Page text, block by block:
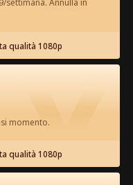
nell'App
è Tutto Ciò
settimana. Annulla in
qualità 1080p
momento.
qualità 1080p